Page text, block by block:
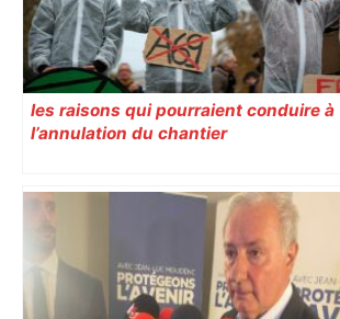
les raisons qui pourraient conduire à
l’annulation du chantier